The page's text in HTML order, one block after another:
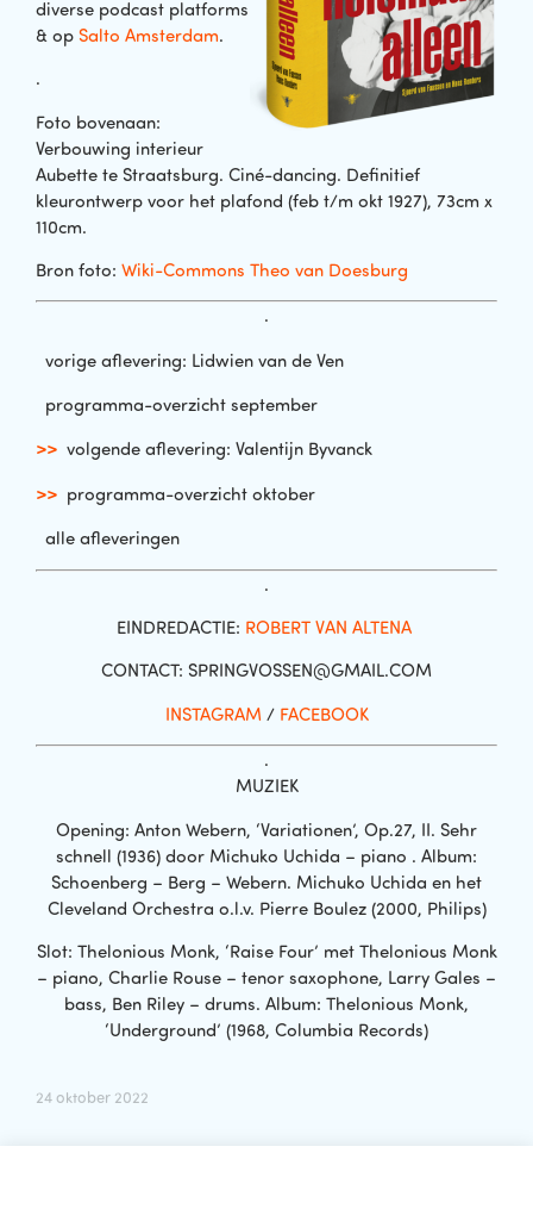
diverse podcast platforms
& op Salto Amsterdam.
.
Foto bovenaan:
Verbouwing interieur
Aubette te Straatsburg. Ciné-dancing. Definitief
kleurontwerp voor het plafond (feb t/m okt 1927), 73cm x
110cm.
Bron foto: Wiki-Commons Theo van Doesburg
.
vorige aflevering: Lidwien van de Ven
programma-overzicht september
>> volgende aflevering: Valentijn Byvanck
>> programma-overzicht oktober
alle afleveringen
.
EINDREDACTIE: ROBERT VAN ALTENA
CONTACT: SPRINGVOSSEN@GMAIL.COM
INSTAGRAM / FACEBOOK
.
MUZIEK
Opening: Anton Webern, ‘Variationen’, Op.27, II. Sehr
schnell (1936) door Michuko Uchida – piano . Album:
Schoenberg – Berg – Webern. Michuko Uchida en het
Cleveland Orchestra o.l.v. Pierre Boulez (2000, Philips)
Slot: Thelonious Monk, ‘Raise Four’ met Thelonious Monk
– piano, Charlie Rouse – tenor saxophone, Larry Gales –
bass, Ben Riley – drums. Album: Thelonious Monk,
‘Underground’ (1968, Columbia Records)
24 oktober 2022